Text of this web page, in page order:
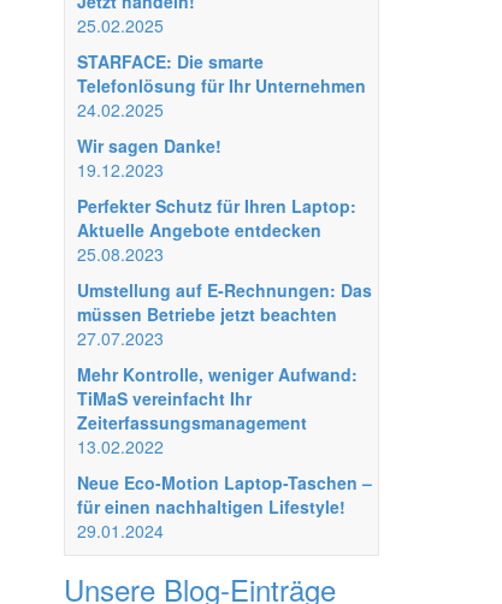
25.02.2025
STARFACE: Die smarte
Telefonlösung für Ihr Unternehmen
24.02.2025
Wir sagen Danke!
19.12.2023
Perfekter Schutz für Ihren Laptop:
Aktuelle Angebote entdecken
25.08.2023
Umstellung auf E-Rechnungen: Das
müssen Betriebe jetzt beachten
27.07.2023
Mehr Kontrolle, weniger Aufwand:
TiMaS vereinfacht Ihr
Zeiterfassungsmanagement
13.02.2022
Neue Eco-Motion Laptop-Taschen –
für einen nachhaltigen Lifestyle!
29.01.2024
Unsere Blog-Einträge